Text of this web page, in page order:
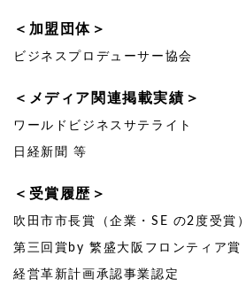
＜加盟団体＞
ビジネスプロデューサー協会
＜メディア関連掲載実績＞
ワールドビジネスサテライト
日経新聞 等
＜受賞履歴＞
吹田市市長賞（企業・SE の2度受賞）
第三回賞by 繁盛大阪フロンティア賞
経営革新計画承認事業認定